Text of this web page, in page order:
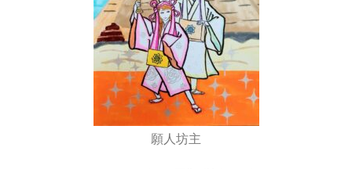
願人坊主